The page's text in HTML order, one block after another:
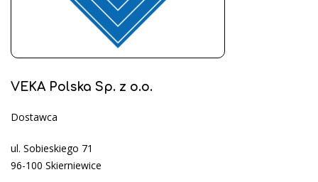
VEKA Polska Sp. z o.o.
Dostawca
ul. Sobieskiego 71
96-100 Skierniewice